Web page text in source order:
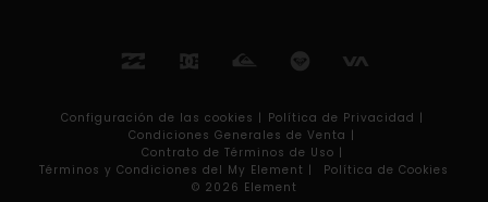
Configuración de las cookies | Política de Privacidad |
Condiciones Generales de Venta |
Contrato de Términos de Uso |
Términos y Condiciones del My Element |
Política de Cookies
© 2026 Element